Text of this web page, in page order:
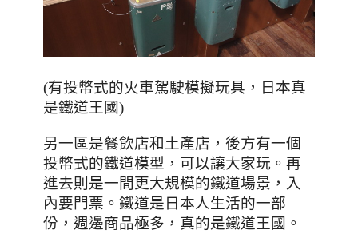
(有投幣式的火車駕駛模擬玩具 ，日本真
是鐵道王國)
另一區是餐飲店和土產店 ，後方有一個
投幣式的鐵道模型，可以讓大家玩。再
進去則是一間更大規模的鐵道場景，入
內要門票。鐵道是日本人生活的一部
份，週邊商品極多，真的是鐵道王國。